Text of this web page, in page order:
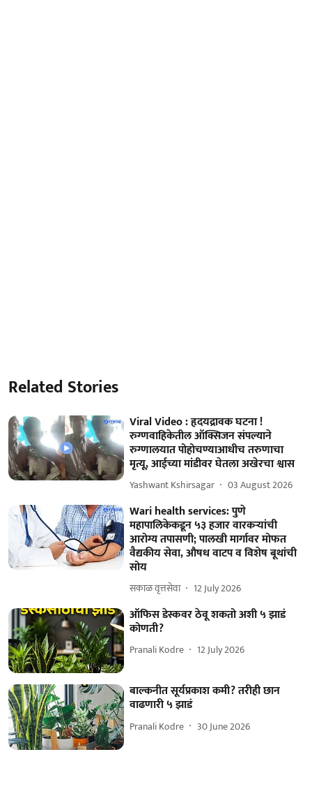
Related Stories
Viral Video : हृदयद्रावक घटना !
रुग्णवाहिकेतील ऑक्सिजन संपल्याने
रुग्णालयात पोहोचण्याआधीच तरुणाचा
मृत्यू, आईच्या मांडीवर घेतला अखेरचा श्वास
Yashwant Kshirsagar 03 August 2026
Wari health services: पुणे
महापालिकेकडून ५३ हजार वारकऱ्यांची
आरोग्य तपासणी; पालखी मार्गावर मोफत
वैद्यकीय सेवा, औषध वाटप व विशेष बूथांची
सोय
सकाळ वृत्तसेवा 12 July 2026
ऑफिस डेस्कवर ठेवू शकतो अशी ५ झाडं
कोणती?
Pranali Kodre 12 July 2026
बाल्कनीत सूर्यप्रकाश कमी? तरीही छान
वाढणारी ५ झाडं
Pranali Kodre 30 June 2026